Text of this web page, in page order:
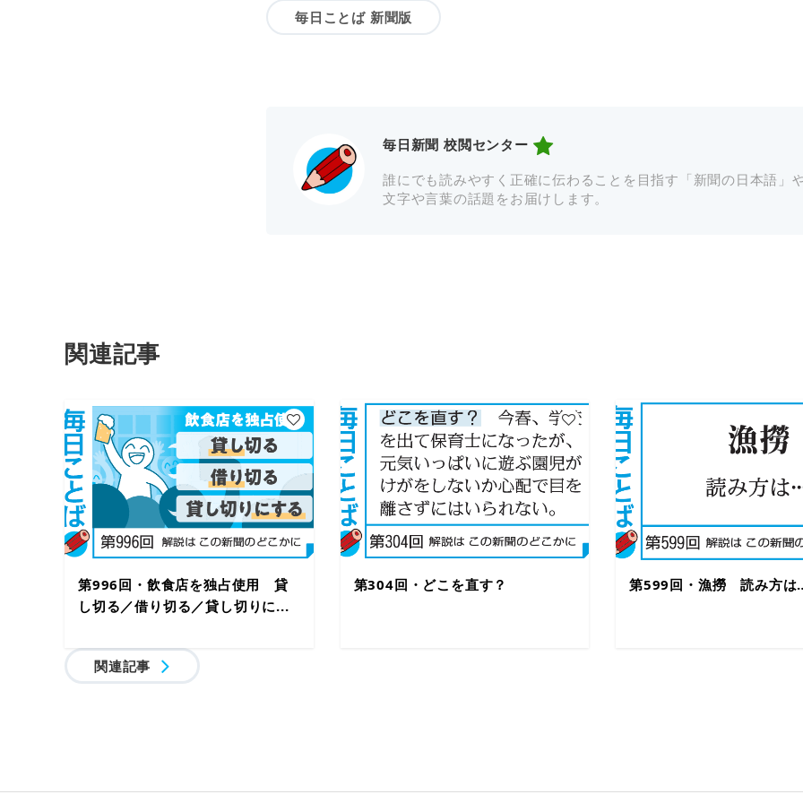
毎日ことば 新聞版
毎日新聞 校閲センター
誰にでも読みやすく正確に伝わることを目指す「新聞の日本語」
文字や言葉の話題をお届けします。
関連記事
第996回・飲食店を独占使用 貸
し切る／借り切る／貸し切りに...
第304回・どこを直す？ 第599回・漁撈 読み方は
関連記事